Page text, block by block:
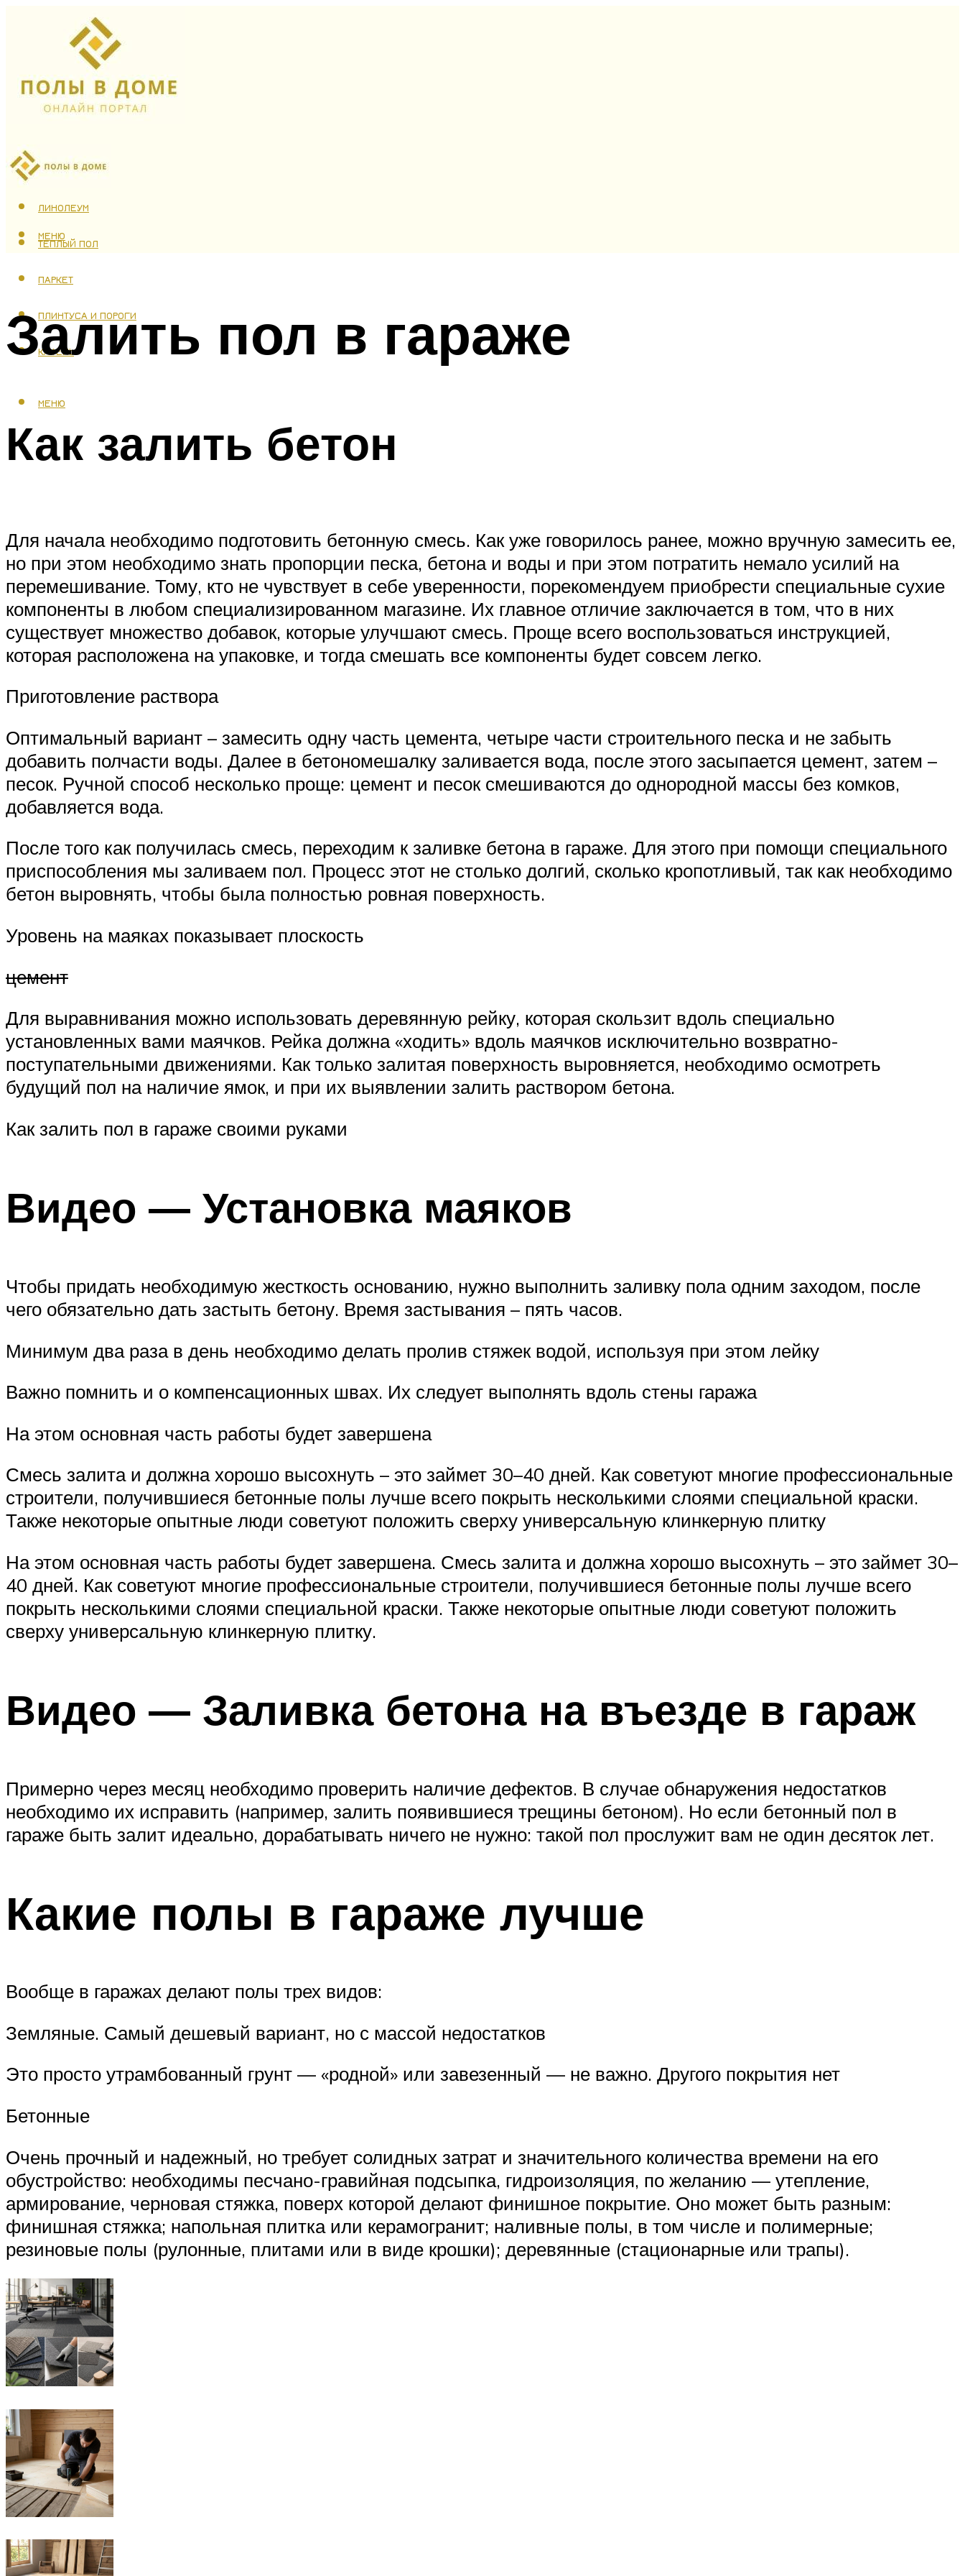
ЛАМИНАТ
ЛИНОЛЕУМ
ТЕПЛЫЙ ПОЛ
ПАРКЕТ
ПЛИНТУСА И ПОРОГИ
КАФЕЛЬ
МЕНЮ
МЕНЮ
Залить пол в гараже
Как залить бетон
Для начала необходимо подготовить бетонную смесь. Как уже говорилось ранее, можно вручную замесить ее,
но при этом необходимо знать пропорции песка, бетона и воды и при этом потратить немало усилий на
перемешивание. Тому, кто не чувствует в себе уверенности, порекомендуем приобрести специальные сухие
компоненты в любом специализированном магазине. Их главное отличие заключается в том, что в них
существует множество добавок, которые улучшают смесь. Проще всего воспользоваться инструкцией,
которая расположена на упаковке, и тогда смешать все компоненты будет совсем легко.
Приготовление раствора
Оптимальный вариант – замесить одну часть цемента, четыре части строительного песка и не забыть
добавить полчасти воды. Далее в бетономешалку заливается вода, после этого засыпается цемент, затем –
песок. Ручной способ несколько проще: цемент и песок смешиваются до однородной массы без комков,
добавляется вода.
После того как получилась смесь, переходим к заливке бетона в гараже. Для этого при помощи специального
приспособления мы заливаем пол. Процесс этот не столько долгий, сколько кропотливый, так как необходимо
бетон выровнять, чтобы была полностью ровная поверхность.
Уровень на маяках показывает плоскость
цемент
Для выравнивания можно использовать деревянную рейку, которая скользит вдоль специально
установленных вами маячков. Рейка должна «ходить» вдоль маячков исключительно возвратно-
поступательными движениями. Как только залитая поверхность выровняется, необходимо осмотреть
будущий пол на наличие ямок, и при их выявлении залить раствором бетона.
Как залить пол в гараже своими руками
Видео — Установка маяков
Чтобы придать необходимую жесткость основанию, нужно выполнить заливку пола одним заходом, после
чего обязательно дать застыть бетону. Время застывания – пять часов.
Минимум два раза в день необходимо делать пролив стяжек водой, используя при этом лейку
Важно помнить и о компенсационных швах. Их следует выполнять вдоль стены гаража
На этом основная часть работы будет завершена
Смесь залита и должна хорошо высохнуть – это займет 30–40 дней. Как советуют многие профессиональные
строители, получившиеся бетонные полы лучше всего покрыть несколькими слоями специальной краски.
Также некоторые опытные люди советуют положить сверху универсальную клинкерную плитку
На этом основная часть работы будет завершена. Смесь залита и должна хорошо высохнуть – это займет 30–
40 дней. Как советуют многие профессиональные строители, получившиеся бетонные полы лучше всего
покрыть несколькими слоями специальной краски. Также некоторые опытные люди советуют положить
сверху универсальную клинкерную плитку.
Видео — Заливка бетона на въезде в гараж
Примерно через месяц необходимо проверить наличие дефектов. В случае обнаружения недостатков
необходимо их исправить (например, залить появившиеся трещины бетоном). Но если бетонный пол в
гараже быть залит идеально, дорабатывать ничего не нужно: такой пол прослужит вам не один десяток лет.
Какие полы в гараже лучше
Вообще в гаражах делают полы трех видов:
Земляные. Самый дешевый вариант, но с массой недостатков
Это просто утрамбованный грунт — «родной» или завезенный — не важно. Другого покрытия нет
Бетонные
Очень прочный и надежный, но требует солидных затрат и значительного количества времени на его
обустройство: необходимы песчано-гравийная подсыпка, гидроизоляция, по желанию — утепление,
армирование, черновая стяжка, поверх которой делают финишное покрытие. Оно может быть разным:
финишная стяжка; напольная плитка или керамогранит; наливные полы, в том числе и полимерные;
резиновые полы (рулонные, плитами или в виде крошки); деревянные (стационарные или трапы).